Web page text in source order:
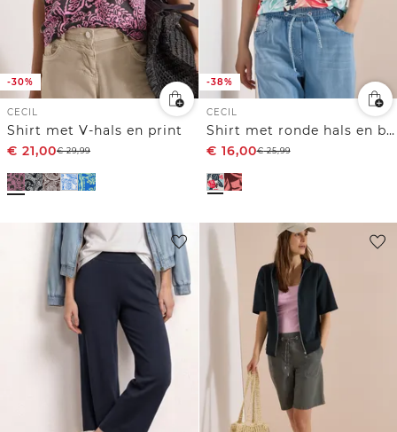
-30%
CECIL
Shirt met V-hals en print
€ 21,00€29,99
-38%
CECIL
Shirt met ronde hals en bladprint
€ 16,00€25,99